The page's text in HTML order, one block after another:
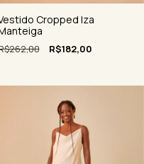
Cropped Iza
R$182,00